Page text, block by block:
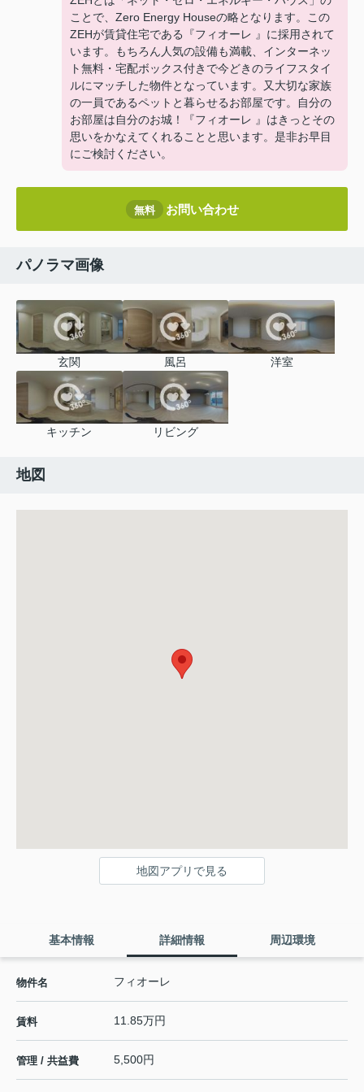
ことで、Zero Energy Houseの略となります。この
ZEHが賃貸住宅である『フィオーレ 』に採用されて
います。もちろん人気の設備も満載、インターネッ
ト無料・宅配ボックス付きで今どきのライフスタイ
ルにマッチした物件となっています。又大切な家族
の一員であるペットと暮らせるお部屋です。自分の
お部屋は自分のお城！『フィオーレ 』はきっとその
思いをかなえてくれることと思います。是非お早目
にご検討ください。
無料 お問い合わせ
パノラマ画像
玄関 風呂 洋室
キッチン リビング
地図
地図アプリで見る
基本情報 詳細情報 周辺環境
物件名 フィオーレ
賃料 11.85万円
管理 / 共益費 5,500円